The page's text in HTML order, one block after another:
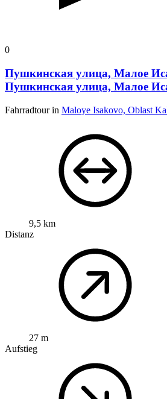
0
Пушкинская улица, Малое
Пушкинская улица, Малое
Fahrradtour in Maloye Isakovo, Oblast
9,5 km
Distanz
27 m
Aufstieg